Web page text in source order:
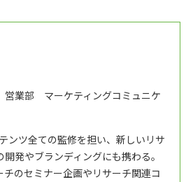
業部 マーケティングコミュニケ
ンツ全ての監修を担い、新しいリサ
発やブランディングにも携わる。
チのセミナー企画やリサーチ関連コ